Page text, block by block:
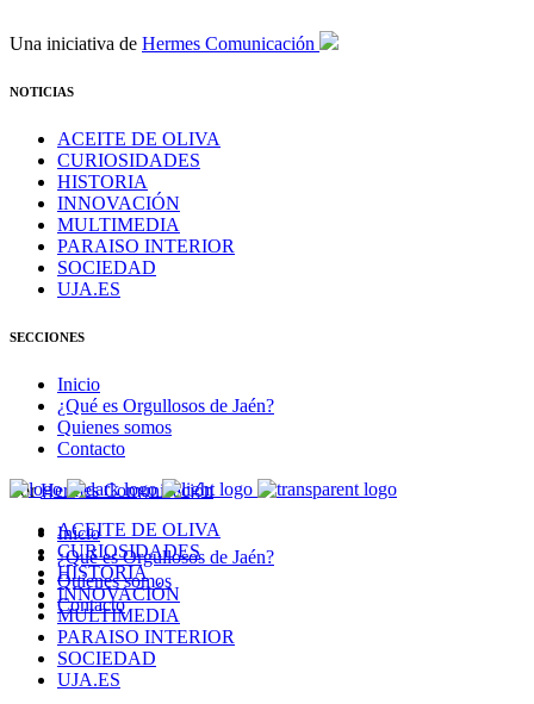
Una iniciativa de Hermes Comunicación
NOTICIAS
ACEITE DE OLIVA
CURIOSIDADES
HISTORIA
INNOVACIÓN
MULTIMEDIA
PARAISO INTERIOR
SOCIEDAD
UJA.ES
SECCIONES
Inicio
¿Qué es Orgullosos de Jaén?
Quienes somos
Contacto
PorHermes Comunicación
Inicio
¿Qué es Orgullosos de Jaén?
Quienes somos
Contacto
ACEITE DE OLIVA
CURIOSIDADES
HISTORIA
INNOVACIÓN
MULTIMEDIA
PARAISO INTERIOR
SOCIEDAD
UJA.ES